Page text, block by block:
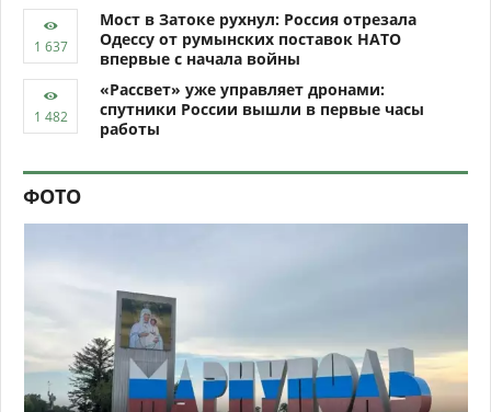
Мост в Затоке рухнул: Россия отрезала
Одессу от румынских поставок НАТО
впервые с начала войны
«Рассвет» уже управляет дронами:
спутники России вышли в первые часы
работы
ФОТО